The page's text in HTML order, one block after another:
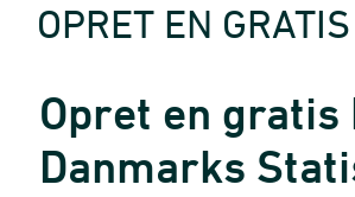
OPRET EN
Opret en
Danmarks